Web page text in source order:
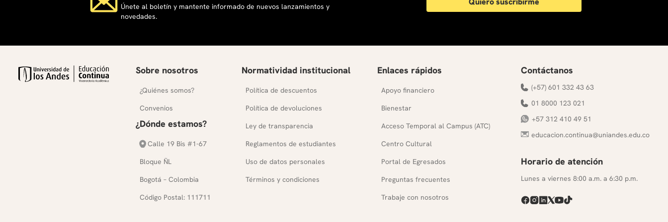
Únete al boletín y mantente informado de nuevos lanzamientos y
novedades.
Sobre nosotros
¿Quiénes somos?
Convenios
¿Dónde estamos?
Calle 19 Bis #1-67
Bloque ÑL
Bogotá – Colombia
Código Postal: 111711
Normatividad institucional
Política de descuentos
Política de devoluciones
Ley de transparencia
Reglamentos de estudiantes
Uso de datos personales
Términos y condiciones
Enlaces rápidos
Apoyo financiero
Bienestar
Acceso Temporal al Campus (ATC)
Centro Cultural
Portal de Egresados
Preguntas frecuentes
Trabaje con nosotros
Contáctanos
(+57) 601 332 43 63
01 8000 123 021
+57 312 410 49 51
educacion.continua@uniandes.edu.co
Horario de atención
Lunes a viernes 8:00 a.m. a 6:30 p.m.